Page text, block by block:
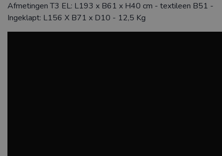
Afmetingen T3 EL: L193 x B61 x H40 cm - textileen B51 -
Ingeklapt: L156 X B71 x D10 - 12,5 Kg